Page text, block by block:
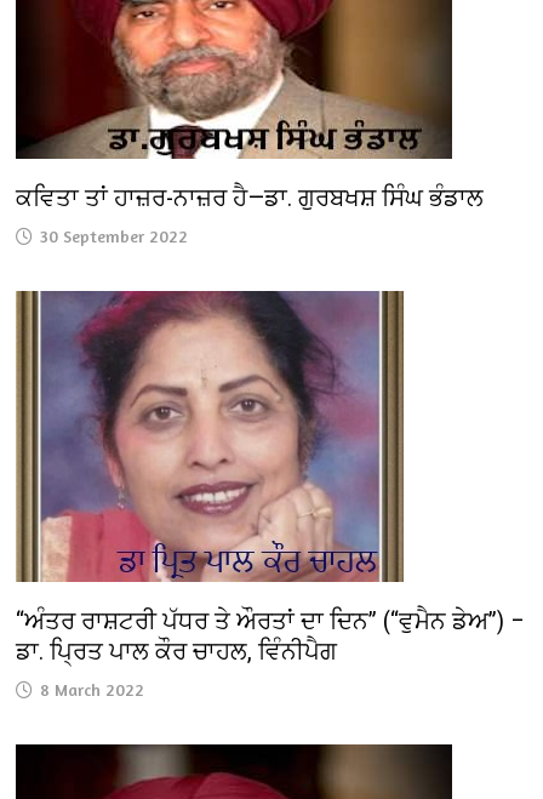
ਕਵਿਤਾ ਤਾਂ ਹਾਜ਼ਰ-ਨਾਜ਼ਰ ਹੈ—ਡਾ. ਗੁਰਬਖਸ਼ ਸਿੰਘ ਭੰਡਾਲ
30 September 2022
“ਅੰਤਰ ਰਾਸ਼ਟਰੀ ਪੱਧਰ ਤੇ ਔਰਤਾਂ ਦਾ ਦਿਨ” (“ਵੁਮੈਨ ਡੇਅ”) –
ਡਾ. ਪ੍ਰਿਤ ਪਾਲ ਕੌਰ ਚਾਹਲ, ਵਿੰਨੀਪੈਗ
8 March 2022